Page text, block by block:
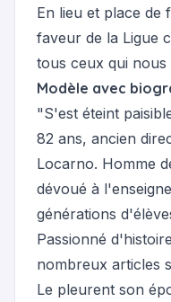
En lieu et place de
faveur de la Ligue
tous ceux qui
Modèle avec
"S'est éteint
82 ans, ancien
Locarno. Homme
dévoué à
générations
Passionné
nombreux articles
Le pleurent son